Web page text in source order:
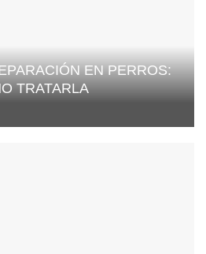
EN PERROS:
TRATARLA